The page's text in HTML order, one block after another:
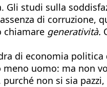
studi sulla
di corruzione,
chiamare generatività.
di economia
uomo: ma non
non si sia pazzi,